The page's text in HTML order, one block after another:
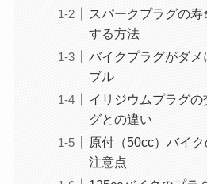
スパークプラグの
する方法
バイクプラグがダ
ブル
イリジウムプラグ
グとの違い
原付（50cc）バイ
注意点